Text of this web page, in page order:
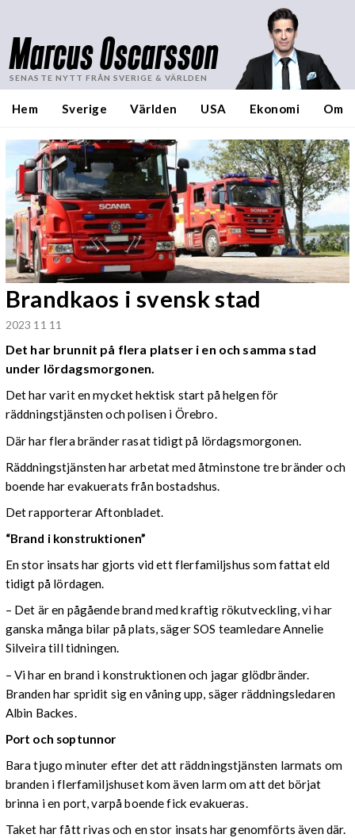
Marcus Oscarsson
SENASTE NYTT FRÅN SVERIGE & VÄRLDEN
Hem Sverige Världen USA Ekonomi Om
Brandkaos i svensk stad
2023 11 11
Det har brunnit på flera platser i en och samma stad
under lördagsmorgonen.
Det har varit en mycket hektisk start på helgen för
räddningstjänsten och polisen i Örebro.
Där har flera bränder rasat tidigt på lördagsmorgonen.
Räddningstjänsten har arbetat med åtminstone tre bränder och
boende har evakuerats från bostadshus.
Det rapporterar Aftonbladet.
“Brand i konstruktionen”
En stor insats har gjorts vid ett flerfamiljshus som fattat eld
tidigt på lördagen.
– Det är en pågående brand med kraftig rökutveckling, vi har
ganska många bilar på plats, säger SOS teamledare Annelie
Silveira till tidningen.
– Vi har en brand i konstruktionen och jagar glödbränder.
Branden har spridit sig en våning upp, säger räddningsledaren
Albin Backes.
Port och soptunnor
Bara tjugo minuter efter det att räddningstjänsten larmats om
branden i flerfamiljshuset kom även larm om att det börjat
brinna i en port, varpå boende fick evakueras.
Taket har fått rivas och en stor insats har genomförts även där.